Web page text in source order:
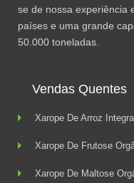
se de nossa experiência
países e uma grande
50.000 toneladas.
Vendas Quentes
Xarope De Arroz
Xarope De Frutose
Xarope De Maltose